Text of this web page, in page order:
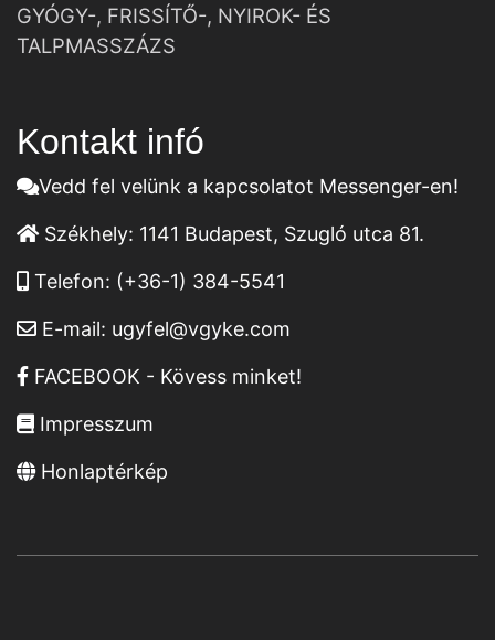
GYÓGY-, FRISSÍTŐ-, NYIROK- ÉS
TALPMASSZÁZS
Kontakt infó
Vedd fel velünk a kapcsolatot Messenger-en!
Székhely: 1141 Budapest, Szugló utca 81.
Telefon: (+36-1) 384-5541
E-mail: ugyfel@vgyke.com
FACEBOOK - Kövess minket!
Impresszum
Honlaptérkép